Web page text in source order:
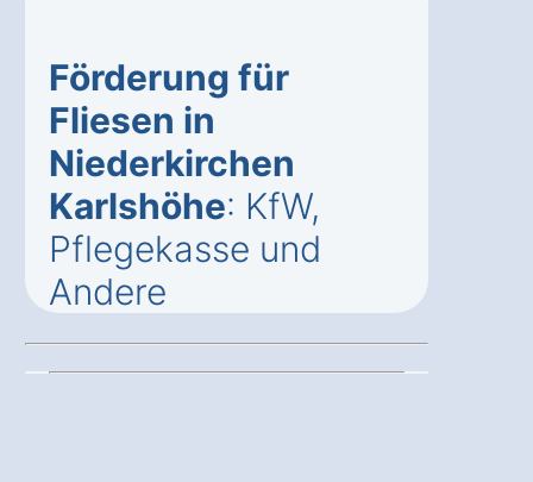
Förderung für
Fliesen in
Niederkirchen
Karlshöhe: KfW,
Pflegekasse und
Andere